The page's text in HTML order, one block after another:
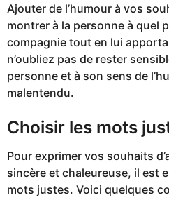
Ajouter de l’humour à vos
montrer à la personne à quel
compagnie tout en lui
n’oubliez pas de rester
personne et à son sens de
malentendu.
Choisir les mots
Pour exprimer vos souhaits
sincère et chaleureuse, il est
mots justes. Voici quelques